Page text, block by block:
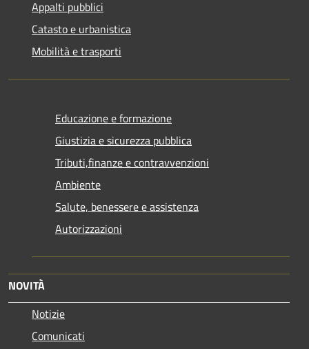
Appalti pubblici
Catasto e urbanistica
Mobilità e trasporti
Educazione e formazione
Giustizia e sicurezza pubblica
Tributi,finanze e contravvenzioni
Ambiente
Salute, benessere e assistenza
Autorizzazioni
NOVITÀ
Notizie
Comunicati